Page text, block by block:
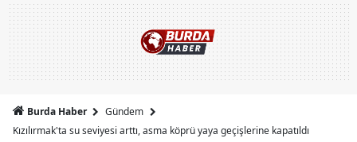
Burda Haber
Gündem
Kızılırmak'ta su seviyesi arttı, asma köprü yaya geçişlerine kapatıldı